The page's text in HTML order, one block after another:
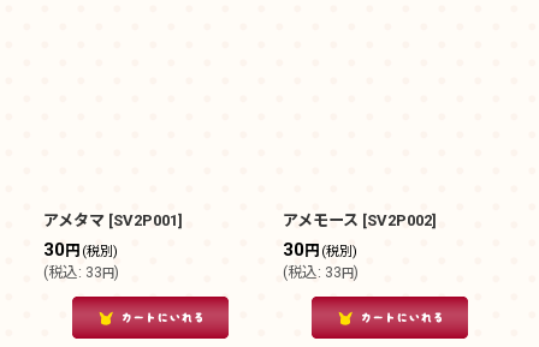
アメタマ [SV2P001]
30円 (税別)
(税込: 33円)
アメモース [SV2P002]
30円 (税別)
(税込: 33円)